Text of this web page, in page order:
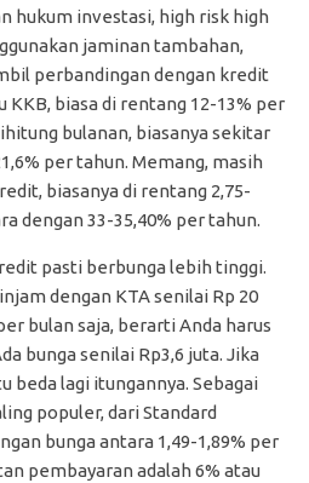
hukum investasi, high risk high
jaminan tambahan,
perbandingan dengan kredit
KKB, biasa di rentang 12-13% per
bulanan, biasanya sekitar
per tahun. Memang, masih
biasanya di rentang 2,75-
dengan 33-35,40% per tahun.
pasti berbunga lebih tinggi.
dengan KTA senilai Rp 20
bulan saja, berarti Anda harus
bunga senilai Rp3,6 juta. Jika
beda lagi itungannya. Sebagai
populer, dari Standard
bunga antara 1,49-1,89% per
pembayaran adalah 6% atau